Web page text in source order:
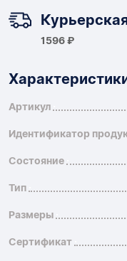
1596 ₽
Артикул
Идентификатор
Состояние
Тип
Размеры
Сертификат